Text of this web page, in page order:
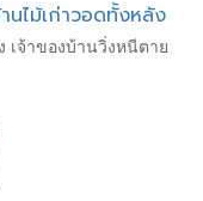
นไม้เก่าวอดทั้งหลัง
เจ้าของบ้านวิ่งหนีตาย